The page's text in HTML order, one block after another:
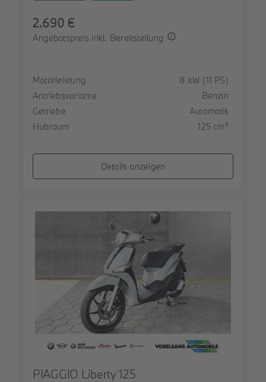
2.690 €
Angebotspreis inkl. Bereitstellung
SpezifikationWert
Motorleistung
8 kW (11 PS)
Antriebsvariante
Benzin
Getriebe
Automatik
Hubraum
125 cm³
Details anzeigen
PIAGGIO Liberty 125